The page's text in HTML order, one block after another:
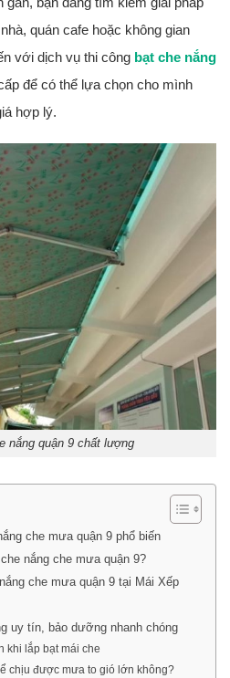
quán cafe hoặc không gian
với dịch vụ thi công bạt che nắng
để có thể lựa chọn cho mình
hợp lý.
nắng quận 9 chất lượng
che mưa quận 9 phổ biến
nắng che mưa quận 9?
che mưa quận 9 tại Mái Xếp
uy tín, bảo dưỡng nhanh chóng
khi lắp bạt mái che
chịu được mưa to gió lớn không?